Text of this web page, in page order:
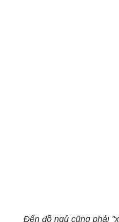
Đến đồ ngủ cũng phải